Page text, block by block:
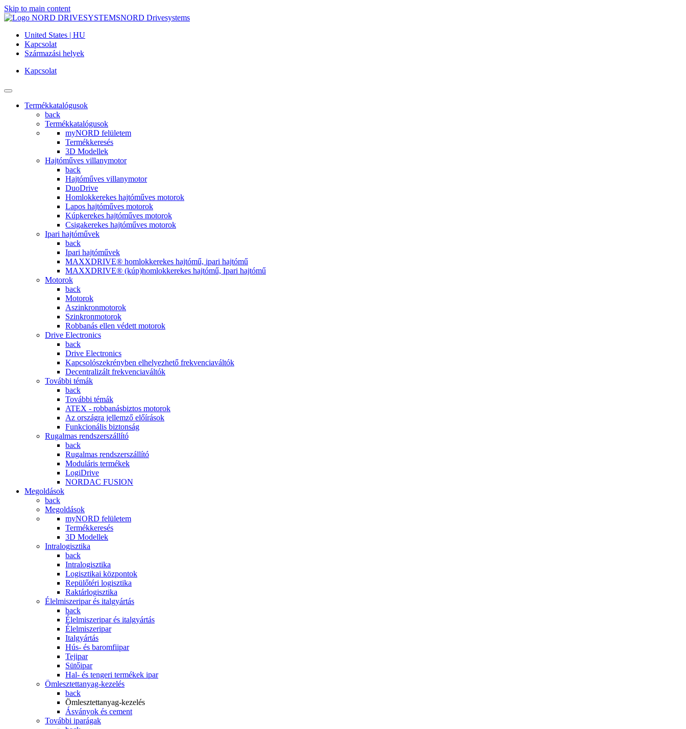
Skip to main content
NORD Drivesystems
United States | HU
Kapcsolat
Származási helyek
Kapcsolat
Termékkatalógusok
back
Termékkatalógusok
myNORD felületem
Termékkeresés
3D Modellek
Hajtóműves villanymotor
back
Hajtóműves villanymotor
DuoDrive
Homlokkerekes hajtóműves motorok
Lapos hajtóműves motorok
Kúpkerekes hajtóműves motorok
Csigakerekes hajtóműves motorok
Ipari hajtóművek
back
Ipari hajtóművek
MAXXDRIVE® homlokkerekes hajtómű, ipari hajtómű
MAXXDRIVE® (kúp)homlokkerekes hajtómű, Ipari hajtómű
Motorok
back
Motorok
Aszinkronmotorok
Szinkronmotorok
Robbanás ellen védett motorok
Drive Electronics
back
Drive Electronics
Kapcsolószekrényben elhelyezhető frekvenciaváltók
Decentralizált frekvenciaváltók
További témák
back
További témák
ATEX - robbanásbiztos motorok
Az országra jellemző előírások
Funkcionális biztonság
Rugalmas rendszerszállító
back
Rugalmas rendszerszállító
Moduláris termékek
LogiDrive
NORDAC FUSION
Megoldások
back
Megoldások
myNORD felületem
Termékkeresés
3D Modellek
Intralogisztika
back
Intralogisztika
Logisztikai központok
Repülőtéri logisztika
Raktárlogisztika
Élelmiszeripar és italgyártás
back
Élelmiszeripar és italgyártás
Élelmiszeripar
Italgyártás
Hús- és baromfiipar
Tejipar
Sütőipar
Hal- és tengeri termékek ipar
Ömlesztettanyag-kezelés
back
Ömlesztettanyag-kezelés
Ásványok és cement
További iparágak